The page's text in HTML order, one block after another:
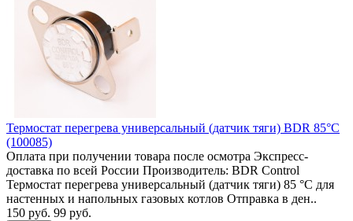
Термостат перегрева универсальный (датчик тяги) BDR 85°C
(100085)
Оплата при получении товара после осмотра Экспресс-
доставка по всей России Производитель: BDR Control
Термостат перегрева универсальный (датчик тяги) 85 °C для
настенных и напольных газовых котлов Отправка в ден..
150 руб. 99 руб.